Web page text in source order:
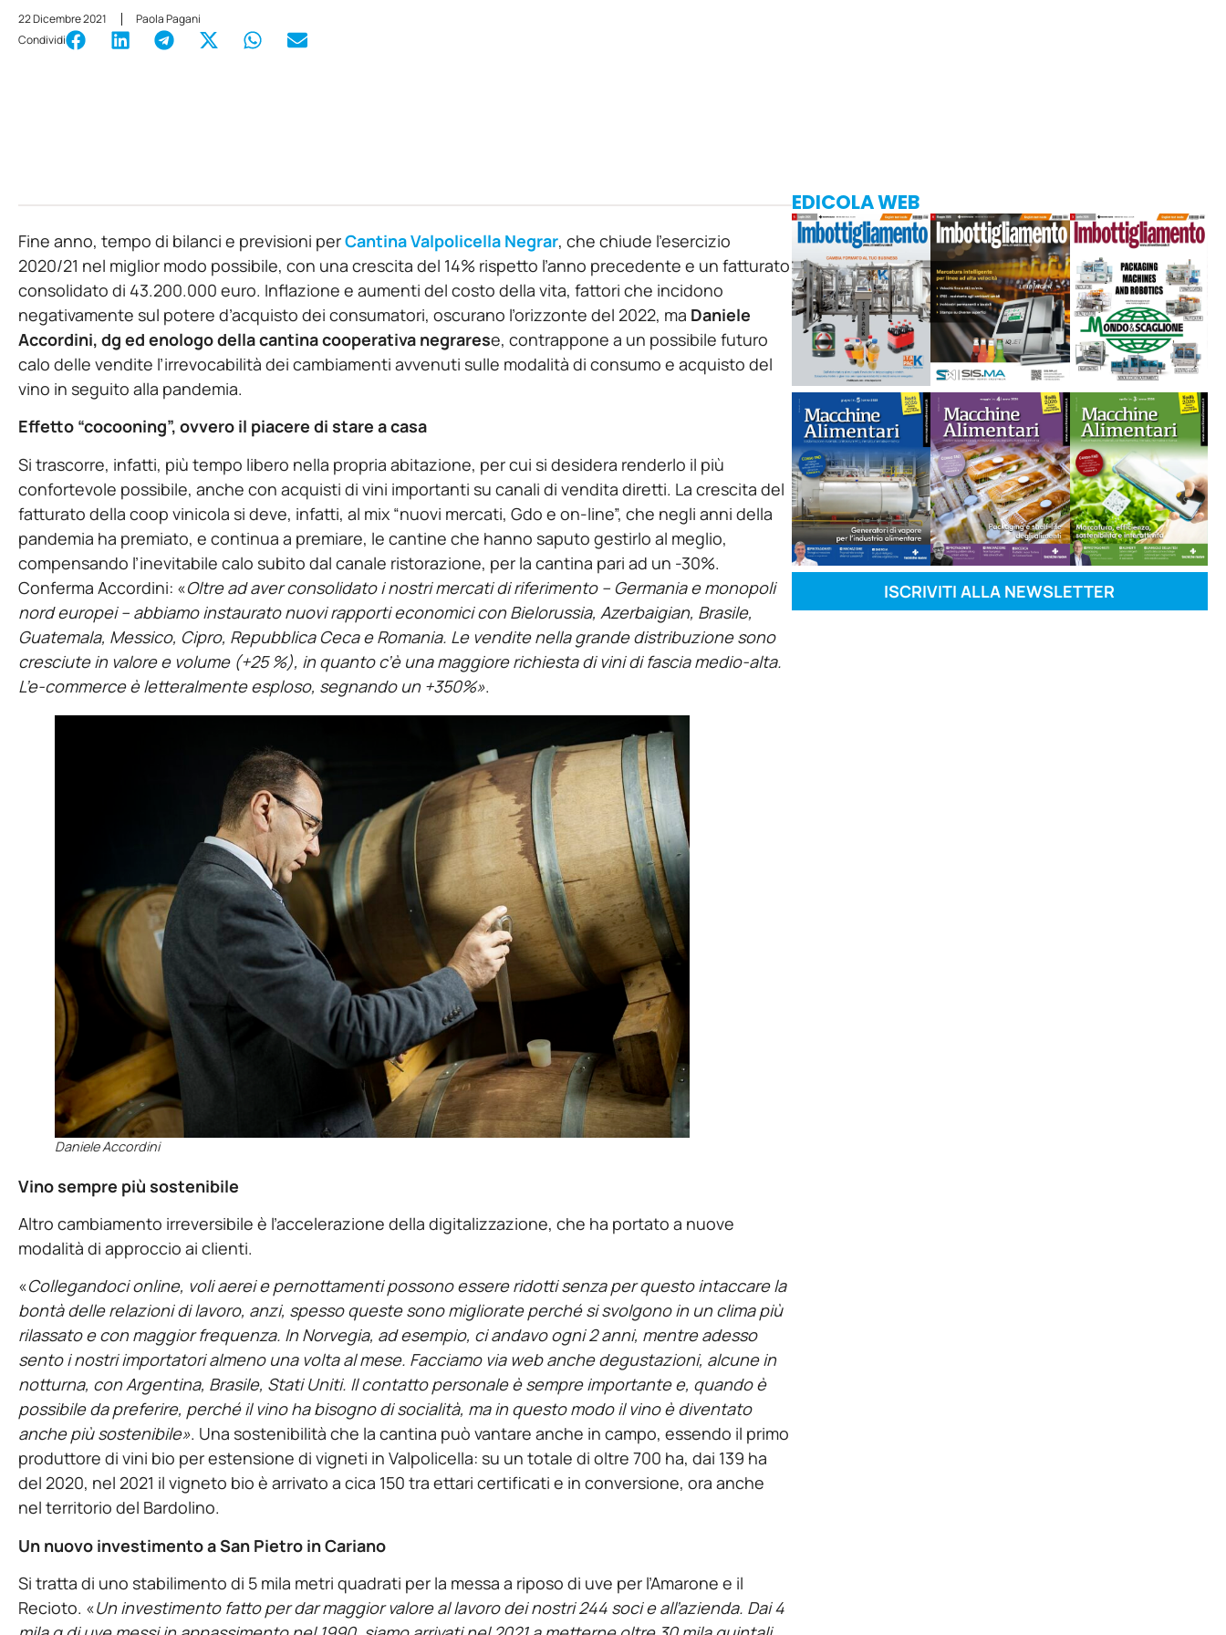
22 Dicembre 2021
Paola Pagani
Condividi
Fine anno, tempo di bilanci e previsioni perCantina Valpolicella Negrar, che chiude l’esercizio
2020/21 nel miglior modo possibile, con una crescita del 14% rispetto l’anno precedente e un fatturato
consolidato di 43.200.000 euro. Inflazione e aumenti del costo della vita, fattori che incidono
negativamente sul potere d’acquisto dei consumatori, oscurano l’orizzonte del 2022, ma Daniele
Accordini, dg ed enologo della cantina cooperativa negrarese, contrappone a un possibile futuro
calo delle vendite l’irrevocabilità dei cambiamenti avvenuti sulle modalità di consumo e acquisto del
vino in seguito alla pandemia.
Effetto “cocooning”, ovvero il piacere di stare a casa
Si trascorre, infatti, più tempo libero nella propria abitazione, per cui si desidera renderlo il più
confortevole possibile, anche con acquisti di vini importanti su canali di vendita diretti. La crescita del
fatturato della coop vinicola si deve, infatti, al mix “nuovi mercati, Gdo e on-line”, che negli anni della
pandemia ha premiato, e continua a premiare, le cantine che hanno saputo gestirlo al meglio,
compensando l’inevitabile calo subito dal canale ristorazione, per la cantina pari ad un -30%.
Conferma Accordini: «Oltre ad aver consolidato i nostri mercati di riferimento – Germania e monopoli
nord europei – abbiamo instaurato nuovi rapporti economici con Bielorussia, Azerbaigian, Brasile,
Guatemala, Messico, Cipro, Repubblica Ceca e Romania. Le vendite nella grande distribuzione sono
cresciute in valore e volume (+25 %), in quanto c’è una maggiore richiesta di vini di fascia medio-alta.
L’e-commerce è letteralmente esploso, segnando un +350%».
Daniele Accordini
Vino sempre più sostenibile
Altro cambiamento irreversibile è l’accelerazione della digitalizzazione, che ha portato a nuove
modalità di approccio ai clienti.
«Collegandoci online, voli aerei e pernottamenti possono essere ridotti senza per questo intaccare la
bontà delle relazioni di lavoro, anzi, spesso queste sono migliorate perché si svolgono in un clima più
rilassato e con maggior frequenza. In Norvegia, ad esempio, ci andavo ogni 2 anni, mentre adesso
sento i nostri importatori almeno una volta al mese. Facciamo via web anche degustazioni, alcune in
notturna, con Argentina, Brasile, Stati Uniti. Il contatto personale è sempre importante e, quando è
possibile da preferire, perché il vino ha bisogno di socialità, ma in questo modo il vino è diventato
anche più sostenibile». Una sostenibilità che la cantina può vantare anche in campo, essendo il primo
produttore di vini bio per estensione di vigneti in Valpolicella: su un totale di oltre 700 ha, dai 139 ha
del 2020, nel 2021 il vigneto bio è arrivato a cica 150 tra ettari certificati e in conversione, ora anche
nel territorio del Bardolino.
Un nuovo investimento a San Pietro in Cariano
Si tratta di uno stabilimento di 5 mila metri quadrati per la messa a riposo di uve per l’Amarone e il
Recioto. «Un investimento fatto per dar maggior valore al lavoro dei nostri 244 soci e all’azienda. Dai 4
EDICOLA WEB
ISCRIVITI ALLA NEWSLETTER